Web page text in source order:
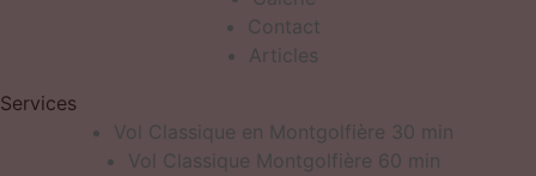
Contact
Articles
Services
Vol Classique en Montgolfière 30 min
Vol Classique Montgolfière 60 min